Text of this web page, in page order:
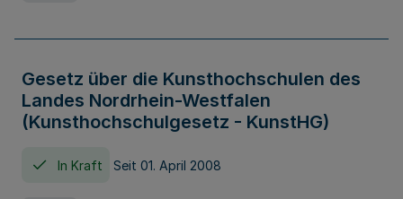
Gesetz über die Kunsthochschulen des
Landes Nordrhein-Westfalen
(Kunsthochschulgesetz - KunstHG)
In Kraft Seit 01. April 2008